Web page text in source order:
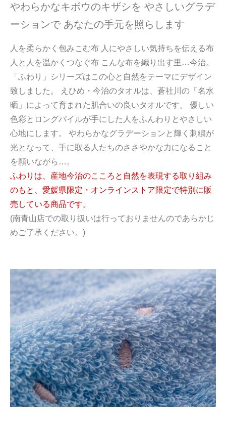
やわらかなキボウのキザシを やさしいグラデ
ーションで あなたの手元を照らします
人を柔らかく包みこむ布 人にやさしい気持ちを伝える布
人と人を温かくつなぐ布 こんな布を織り出す里…今治。
「ふわり」シリーズはこの心と自然をテーマにデザイン
致しました。 えひめ・今治のタオルは、蒼社川の「名水
晒」によって育まれた肌合いの良いタオルです。 優しい
色彩とロングパイルが手にした人をふんわりとやさしい
心地にします。 やわらかなグラデーションと輝く刺繍が
光となって、手に取る人たちのささやかな力になること
を願いながら…。
ふわりは、産地今治のこころと自然を表現する取り組み
のもと、愛媛県限定・オンラインストア限定で特別に販
売している商品です。
(南青山店での取り扱いは行っておりませんのであらかじ
めご了承ください。)